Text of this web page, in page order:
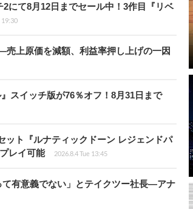
2にて8月12日までセール中！3作目『リベ
19:30
上原価を減額、利益率押し上げの一因
スイッチ版が76％オフ！8月31日まで
ット『ルナティックドーン レジェンドパ
レイ可能
2026.8.4 Tue 13:45
て有意義でない」とテイクツー社長―アナ